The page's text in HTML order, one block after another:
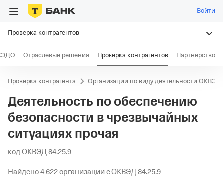
Войти
Проверка контрагентов
Отраслевые решения Проверка контрагентов Партнерство
Проверка контрагента Организации по виду деятельности ОКВЭД
Деятельность по обеспечению
безопасности в чрезвычайных
ситуациях прочая
код ОКВЭД 84.25.9
Найдено 4 622 организации с ОКВЭД 84.25.9